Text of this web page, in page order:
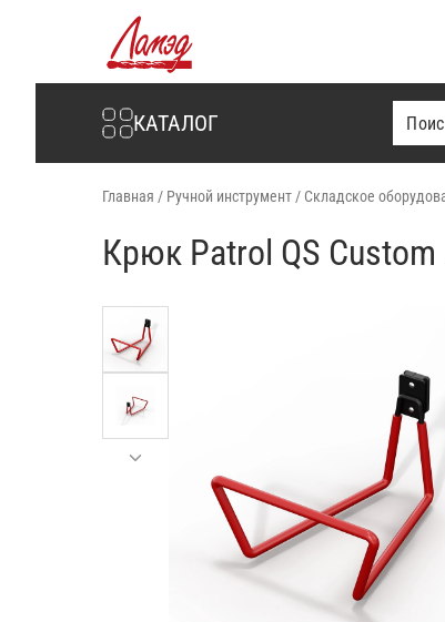
Интернет-магазин Ламэд
КАТАЛОГ
Главная / Ручной инструмент / Складское
Крюк Patrol QS